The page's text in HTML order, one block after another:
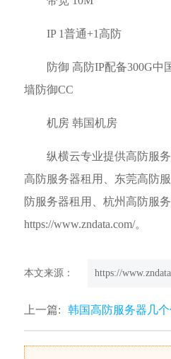
IP 1普通+1高防
防御 高防IP配备300G
墙防御CC
机房 韩国机房
纵横云专业提供高防服
高防服务器租用、东莞高防
防服务器租用、杭州高防服
https://www.zndata.com/。
本文来源： https://
上一篇: 韩国高防服务器几